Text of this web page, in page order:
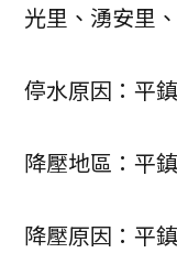
光里、湧安里
停水原因：平
降壓地區：平
降壓原因：平